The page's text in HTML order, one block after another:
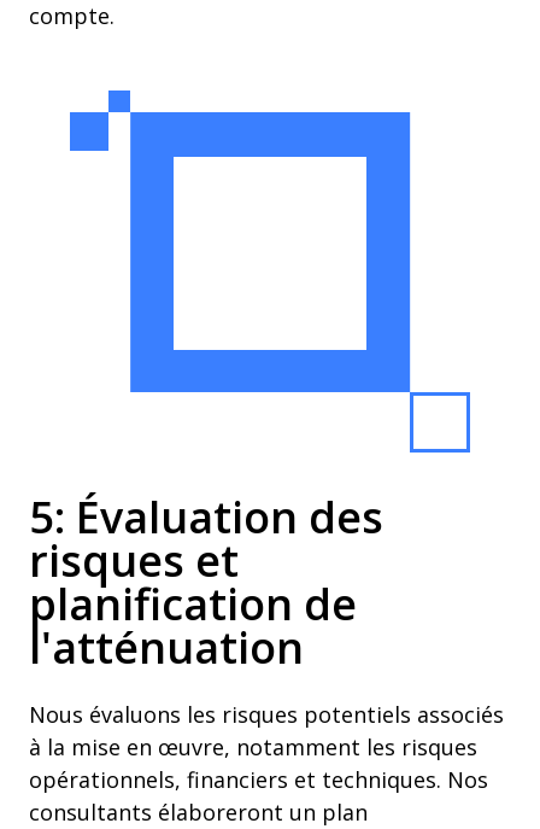
compte.
5: Évaluation des
risques et
planification de
l'atténuation
Nous évaluons les risques potentiels associés
à la mise en œuvre, notamment les risques
opérationnels, financiers et techniques. Nos
consultants élaboreront un plan